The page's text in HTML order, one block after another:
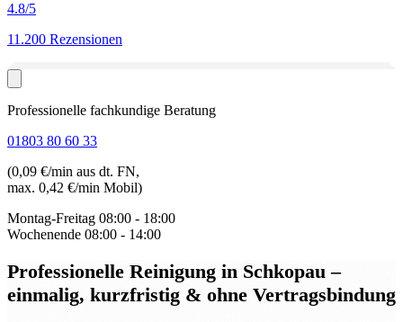
4.8/5
11.200 Rezensionen
Professionelle fachkundige Beratung
01803 80 60 33
(0,09 €/min aus dt. FN,
max. 0,42 €/min Mobil)
Montag-Freitag 08:00 - 18:00
Wochenende 08:00 - 14:00
Professionelle Reinigung in Schkopau–
einmalig, kurzfristig & ohne Vertragsbindung